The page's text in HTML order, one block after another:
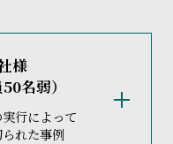
様
名弱）
行によって
れた事例